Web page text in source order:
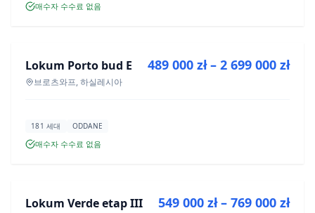
매수자 수수료 없음
신규 분양
Lokum Porto bud E
브로츠와프, 하실레시아
489 000 zł – 2 699 000 zł
181 세대 ODDANE
매수자 수수료 없음
신규 분양
Lokum Verde etap III 549 000 zł – 769 000 zł